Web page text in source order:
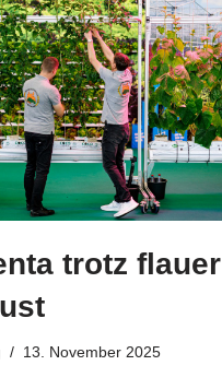
trotz flauer
13. November 2025